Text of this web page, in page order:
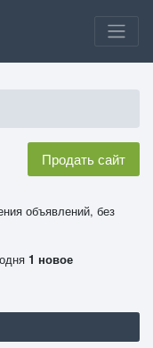
Продать сайт
объявлений, без
1 новое